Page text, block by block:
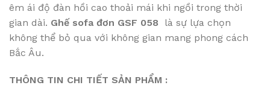
êm ái độ đàn hồi cao thoải mái khi ngồi trong thời
gian dài. Ghế sofa đơn GSF 058 là sự lựa chọn
không thể bỏ qua với không gian mang phong cách
Bắc Âu.
THÔNG TIN CHI TIẾT SẢN PHẨM :